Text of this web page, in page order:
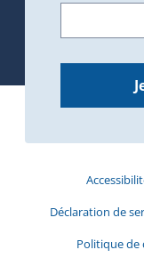
Déclaration de
Politique